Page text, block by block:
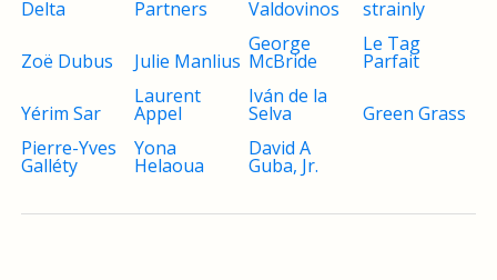
Delta Partners Valdovinos strainly
Zoë Dubus Julie Manlius
George
McBride
Le Tag
Parfait
Yérim Sar
Laurent
Appel
Iván de la
Selva
Green Grass
Pierre-Yves
Galléty
Yona
Helaoua
David A
Guba, Jr.